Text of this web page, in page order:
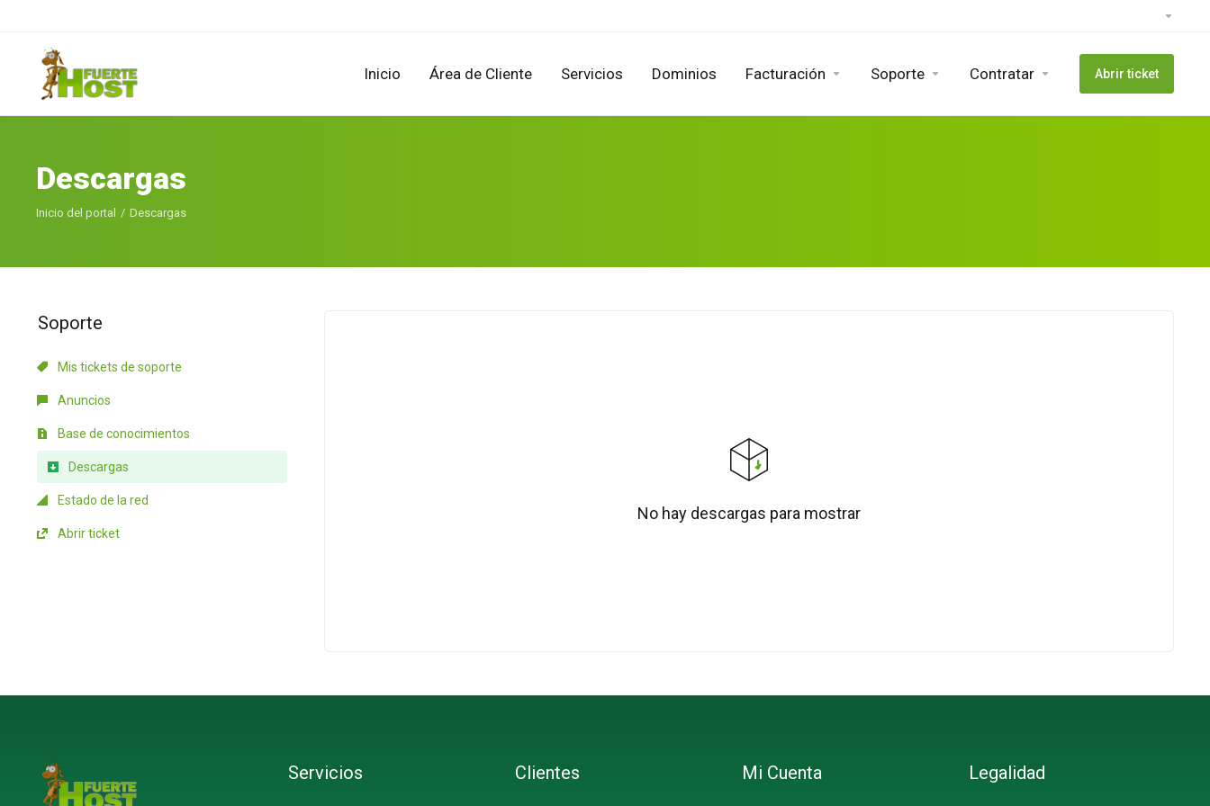
Inicio Área de Cliente Servicios Dominios Facturación Soporte Contratar Abrir ticket
Descargas
Inicio del portal Descargas
Soporte
Mis tickets de soporte
Anuncios
Base de conocimientos
Descargas
Estado de la red
Abrir ticket
No hay descargas para mostrar
Servicios Clientes Mi Cuenta Legalidad